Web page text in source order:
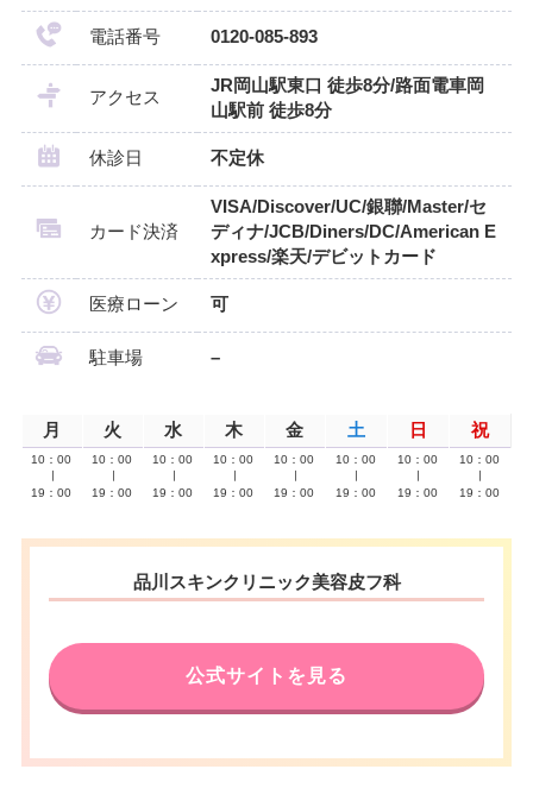
電話番号 0120-085-893
アクセス
JR岡山駅東口 徒歩8分/路面電車岡
山駅前 徒歩8分
休診日 不定休
カード決済
VISA/Discover/UC/銀聯/Master/セ
ディナ/JCB/Diners/DC/American E
xpress/楽天/デビットカード
医療ローン 可
駐車場 –
月 火 水 木 金 土 日 祝
10：00
19：00
10：00
19：00
10：00
19：00
10：00
19：00
10：00
19：00
10：00
19：00
10：00
19：00
10：00
19：00
品川スキンクリニック美容皮フ科
公式サイトを見る